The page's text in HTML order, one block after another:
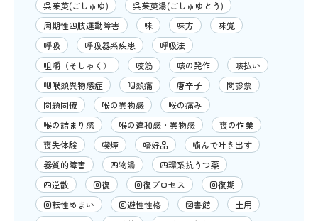
呉茱萸(ごしゅゆ)
呉茱萸湯(ごしゅゆとう)
周期性四肢運動障害
味 味方
味覚
呼吸
呼吸器系疾患
呼吸法
咀嚼（そしゃく）
咬筋 咳の発作
咳払い
咽喉頭異物感症
咽頭痛 唐辛子
問診票
問題同僚
喉の異物感
喉の痛み
喉の詰まり感
喉の違和感・異物感
喪の作業
喪失体験
喫煙 嗜好品
噛んで吐き出す
器質的障害
四物湯
四環系抗うつ薬
四逆散
回復 回復プロセス
回復期
回転性めまい
回避性性格 図書館
土用